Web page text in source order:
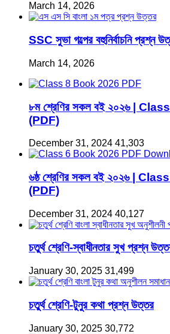
March 14, 2026
SSC সুভা গল্পের বহুনির্বাচনি প্রশ্ন
March 14, 2026
৮ম শ্রেণির সকল বই ২০২৬ |
(PDF)
December 31, 2024 41,303
৬ষ্ঠ শ্রেণির সকল বই ২০২৬ |
(PDF)
December 31, 2024 40,127
চতুর্থ শ্রেণি-স্বাধীনতার সুখ প্রশ্ন
January 30, 2025 31,499
চতুর্থ শ্রেণি-টুনুর কথা প্রশ্ন উত্তর
January 30, 2025 30,772